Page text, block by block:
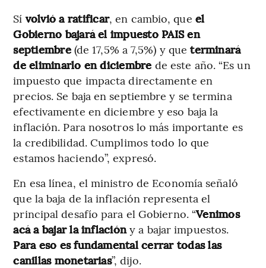
Sí volvió a ratificar, en cambio, que el
Gobierno bajará el impuesto PAIS en
septiembre(de 17,5% a 7,5%) y queterminará
de eliminarlo en diciembre de este año. “Es un
impuesto que impacta directamente en
precios. Se baja en septiembre y se termina
efectivamente en diciembre y eso baja la
inflación. Para nosotros lo más importante es
la credibilidad. Cumplimos todo lo que
estamos haciendo”, expresó.
En esa línea, el ministro de Economía señaló
que la baja de la inflación representa el
principal desafío para el Gobierno. “Venimos
acá a bajar la inflacióny a bajar impuestos.
Para eso es fundamental cerrar todas las
canillas monetarias”, dijo.